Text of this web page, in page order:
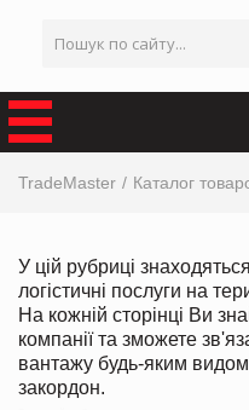
TradeMaster Каталог
У цій рубриці
логістичні послуги на
На кожній сторінці Ви
компанії та зможете
вантажу будь-яким видом
закордон.